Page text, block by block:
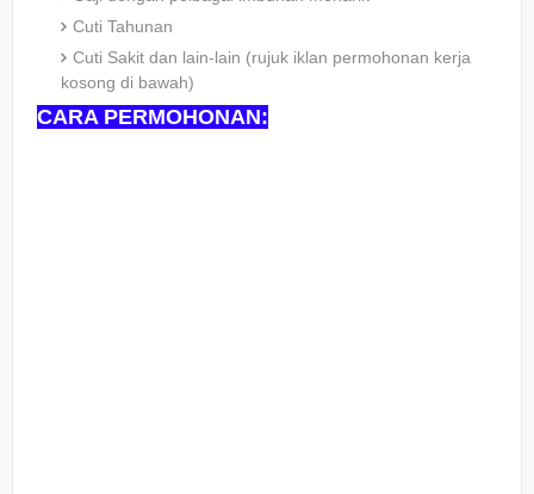
Cuti Tahunan
Cuti Sakit dan lain-lain (rujuk iklan permohonan kerja
kosong di bawah)
CARA PERMOHONAN: